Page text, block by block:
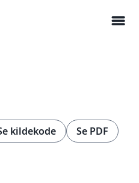
menu
kildekode Se PDF